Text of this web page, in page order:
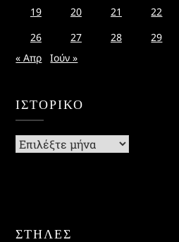
19
20 21 22
26
27 28 29
« Απρ
Ιούν »
ΙΣΤΟΡΙΚΌ
Ιστορικό
ΣΤΗΛΕΣ